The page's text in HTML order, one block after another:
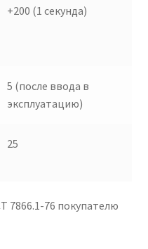
+200 (1 секунда)
5 (после ввода в
эксплуатацию)
25
7866.1-76 покупателю